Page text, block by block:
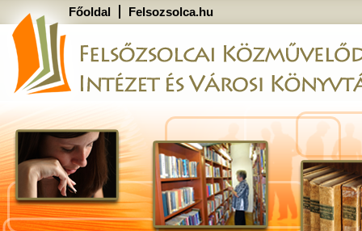
Főoldal Felsozsolca.hu